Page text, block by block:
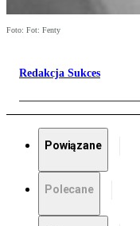
Foto: Fot: Fenty
Redakcja Sukces
Powiązane
Polecane